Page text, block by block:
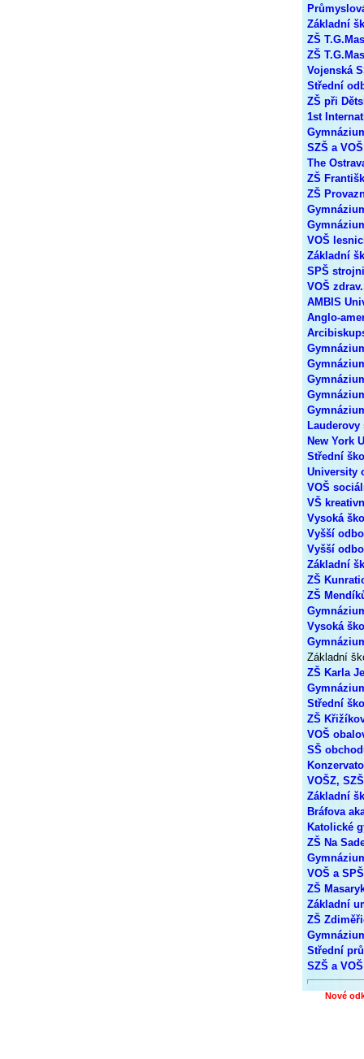
Základní
ZŠ
ZŠ
Vojenská
Střední
ZŠ při
1st
SZŠ a
The
ZŠ
ZŠ
VOŠ
Základní
SPŠ
VOŠ
AMBIS
Anglo-
Lauderovy
New York
Střední
University
VOŠ
VŠ
Vysoká
Vyšší
Vyšší
Základní
ZŠ
ZŠ
Vysoká
Základní
ZŠ Karla
Střední
ZŠ
VOŠ
SŠ
VOŠZ,
Základní
Bráfova
Katolické
ZŠ Na
VOŠ a
ZŠ
Základní
ZŠ
Střední
SZŠ a
Nové